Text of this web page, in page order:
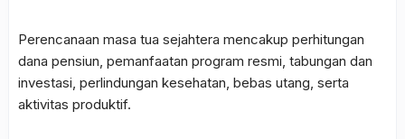
Perencanaan masa tua sejahtera mencakup perhitungan
dana pensiun, pemanfaatan program resmi, tabungan dan
investasi, perlindungan kesehatan, bebas utang, serta
aktivitas produktif.